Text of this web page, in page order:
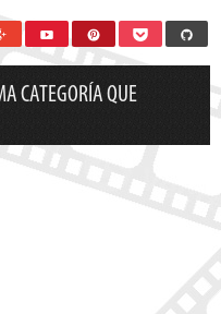
CATEGORÍA QUE